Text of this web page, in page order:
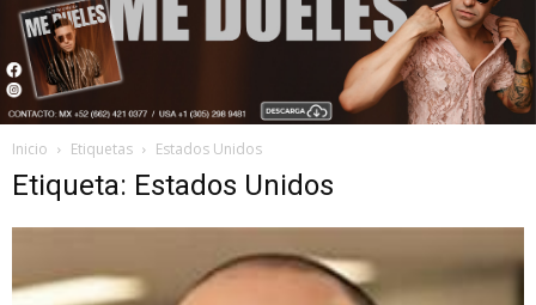
Inicio Etiquetas Estados Unidos
Etiqueta: Estados Unidos